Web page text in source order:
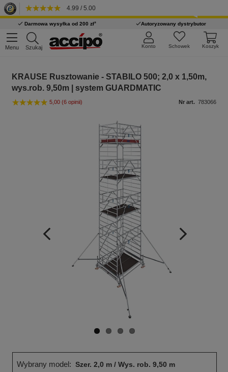
4.99 / 5.00
Darmowa wysyłka od 200 zł* Autoryzowany dystrybutor
Menu Szukaj Koszyk
Schowek
Konto
KRAUSE Rusztowanie - STABILO 500; 2,0 x 1,50m,
wys.rob. 9,50m | system GUARDMATIC
5,00 (6 opinii) Nr art. 783066
Wcześniejsza
Wybrany model: Szer. 2,0 m / Wys. rob. 9,50 m